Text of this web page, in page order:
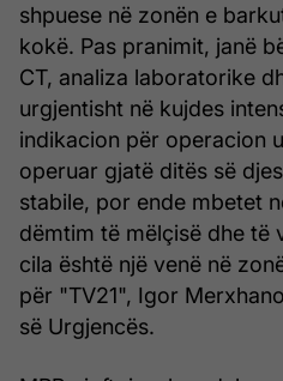
shpuese në zonën e
kokë. Pas pranimit, janë
CT, analiza laboratorike
urgjentisht në kujdes
indikacion për operacion
operuar gjatë ditës së
stabile, por ende mbetet
dëmtim të mëlçisë dhe të
cila është një venë në
për "TV21", Igor
së Urgjencës.